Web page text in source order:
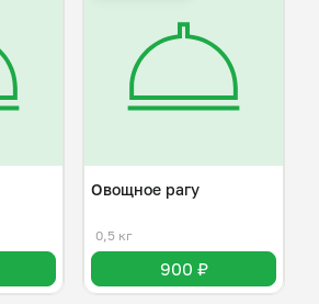
Овощное рагу
0,5 кг
900 ₽